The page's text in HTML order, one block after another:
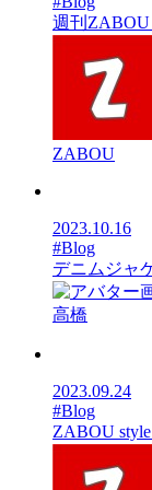
週刊ZABOU
ZABOU
2023.10.16
#Blog
デニムジャ
高橋
2023.09.24
#Blog
ZABOU